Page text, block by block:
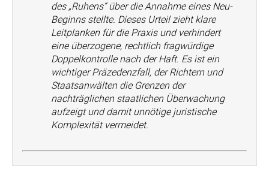
des „Ruhens“ über die Annahme eines Neu-
Beginns stellte. Dieses Urteil zieht klare
Leitplanken für die Praxis und verhindert
eine überzogene, rechtlich fragwürdige
Doppelkontrolle nach der Haft. Es ist ein
wichtiger Präzedenzfall, der Richtern und
Staatsanwälten die Grenzen der
nachträglichen staatlichen Überwachung
aufzeigt und damit unnötige juristische
Komplexität vermeidet.